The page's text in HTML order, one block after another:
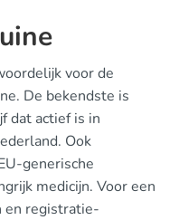
voor de
De bekendste is
dat actief is in
Ook
generische
medicijn. Voor een
en registratie-